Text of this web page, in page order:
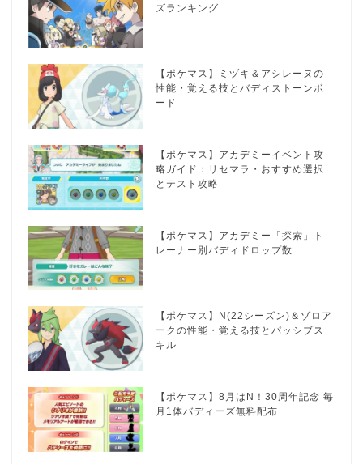
ズランキング
【ポケマス】ミヅキ＆アシレーヌの
性能・覚える技とバディストーンボ
ード
【ポケマス】アカデミーイベント攻
略ガイド：リセマラ・おすすめ選択
とテスト攻略
【ポケマス】アカデミー「探索」ト
レーナー別バディドロップ数
【ポケマス】N(22シーズン)＆ゾロア
ークの性能・覚える技とパッシブス
キル
【ポケマス】8月はN！30周年記念 毎
月1体バディーズ無料配布